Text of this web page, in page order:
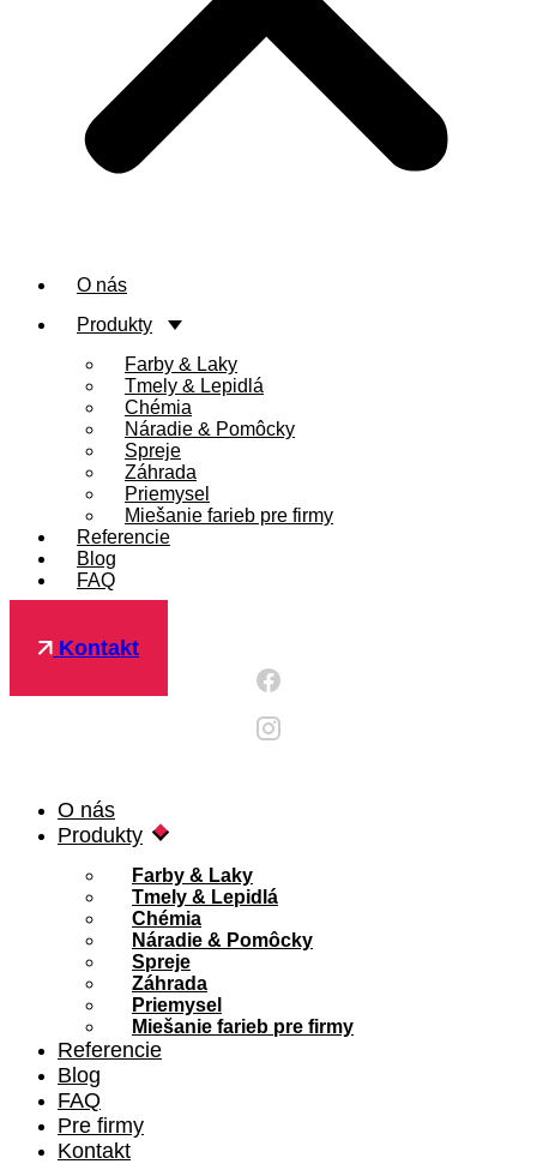
O nás
Produkty
Farby & Laky
Tmely & Lepidlá
Chémia
Náradie & Pomôcky
Spreje
Záhrada
Priemysel
Miešanie farieb pre firmy
Referencie
Blog
FAQ
Kontakt
O nás
Produkty
Farby & Laky
Tmely & Lepidlá
Chémia
Náradie & Pomôcky
Spreje
Záhrada
Priemysel
Miešanie farieb pre firmy
Referencie
Blog
FAQ
Pre firmy
Kontakt